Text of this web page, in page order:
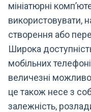
мініатюрні
використовувати,
створення або
Широка
мобільних
величезні
це також несе з
залежність,